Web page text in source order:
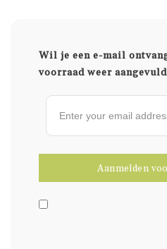
Wil je een e-mail
voorraad weer